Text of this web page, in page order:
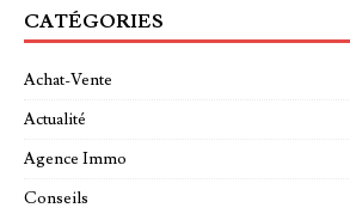
CATÉGORIES
Achat-Vente
Actualité
Agence Immo
Conseils